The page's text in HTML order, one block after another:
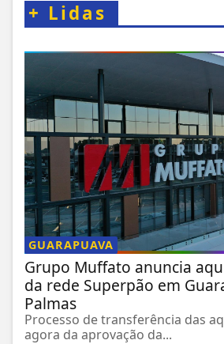
+ Lidas
GUARAPUAVA
Grupo Muffato anuncia
da rede Superpão em
Palmas
Processo de transferência das
agora da aprovação da...